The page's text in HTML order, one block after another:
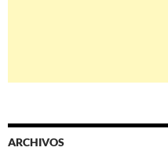
ARCHIVOS